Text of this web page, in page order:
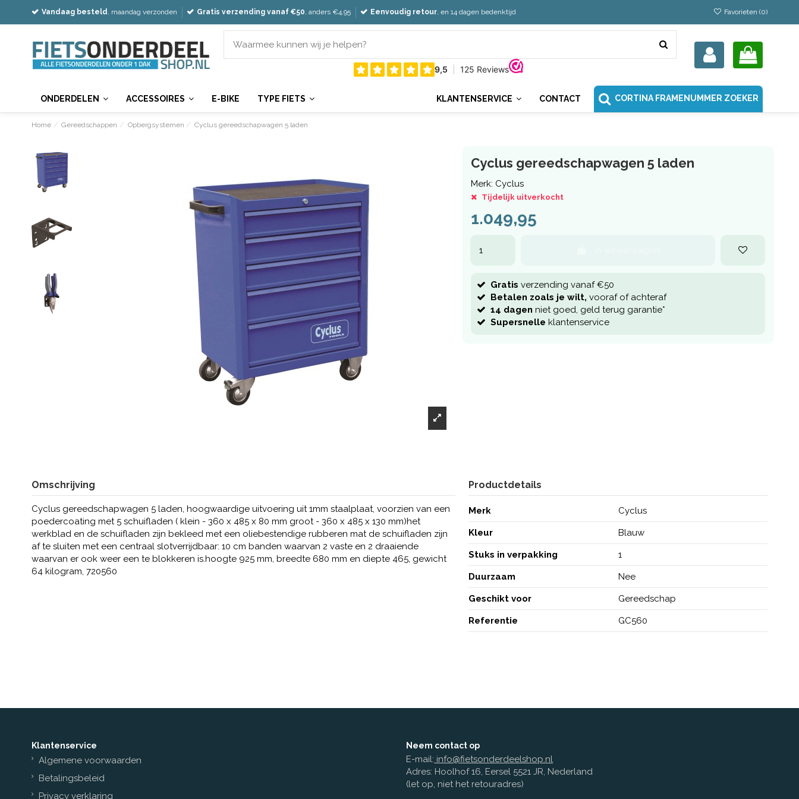
Vandaag besteld, maandag verzonden Gratis verzending vanaf €50, anders €4,95 Eenvoudig retour, en 14 dagen bedenktijd Favorieten (0)
ONDERDELEN ACCESSOIRES E-BIKE TYPE FIETS CORTINA FRAMENUMMER ZOEKER
CONTACT
KLANTENSERVICE
Home Gereedschappen Opbergsystemen Cyclus gereedschapwagen 5 laden
Cyclus gereedschapwagen 5 laden
Merk: Cyclus
Tijdelijk uitverkocht
1.049,95
Gratis verzending vanaf €50
Betalen zoals je wilt, vooraf of achteraf
14 dagen niet goed, geld terug garantie*
Supersnelle klantenservice
Omschrijving
Cyclus gereedschapwagen 5 laden, hoogwaardige uitvoering uit 1mm staalplaat, voorzien van een
poedercoating met 5 schuifladen ( klein - 360 x 485 x 80 mm groot - 360 x 485 x 130 mm)het
werkblad en de schuifladen zijn bekleed met een oliebestendige rubberen mat de schuifladen zijn
af te sluiten met een centraal slotverrijdbaar: 10 cm banden waarvan 2 vaste en 2 draaiende
waarvan er ook weer een te blokkeren is.hoogte 925 mm, breedte 680 mm en diepte 465, gewicht
64 kilogram, 720560
Productdetails
Merk Cyclus
Kleur Blauw
Stuks in verpakking 1
Duurzaam Nee
Geschikt voor Gereedschap
Referentie GC560
Klantenservice
Algemene voorwaarden
Betalingsbeleid
Privacy verklaring
Neem contact op
E-mail: info@fietsonderdeelshop.nl
Adres: Hoolhof 16, Eersel 5521 JR, Nederland
(let op, niet het retouradres)